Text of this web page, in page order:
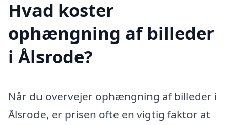
Hvad koster
ophængning af billeder
i Ålsrode?
Når du overvejer ophængning af billeder i
Ålsrode, er prisen ofte en vigtig faktor at